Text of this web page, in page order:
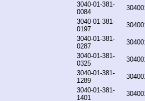
3040-01-381-
0084
3040-01-381-
0197
3040-01-381-
0287
3040-01-381-
0325
3040-01-381-
1289
3040-01-381-
1401